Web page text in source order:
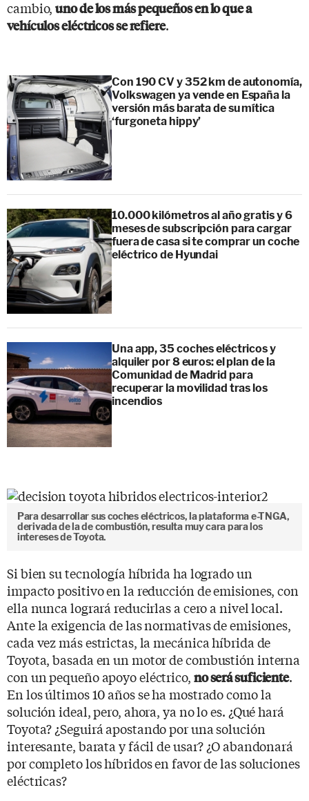
cambio,uno de los más pequeños en lo que a
vehículos eléctricos se refiere.
Con 190 CV y 352 km de autonomía,
Volkswagen ya vende en España la
versión más barata de su mítica
‘furgoneta hippy’
10.000 kilómetros al año gratis y 6
meses de subscripción para cargar
fuera de casa si te comprar un coche
eléctrico de Hyundai
Una app, 35 coches eléctricos y
alquiler por 8 euros: el plan de la
Comunidad de Madrid para
recuperar la movilidad tras los
incendios
Para desarrollar sus coches eléctricos, la plataforma e-TNGA,
derivada de la de combustión, resulta muy cara para los
intereses de Toyota.
Si bien su tecnología híbrida ha logrado un
impacto positivo en la reducción de emisiones, con
ella nunca logrará reducirlas a cero a nivel local.
Ante la exigencia de las normativas de emisiones,
cada vez más estrictas, la mecánica híbrida de
Toyota, basada en un motor de combustión interna
con un pequeño apoyo eléctrico, no será suficiente.
En los últimos 10 años se ha mostrado como la
solución ideal, pero, ahora, ya no lo es. ¿Qué hará
Toyota? ¿Seguirá apostando por una solución
interesante, barata y fácil de usar? ¿O abandonará
por completo los híbridos en favor de las soluciones
eléctricas?